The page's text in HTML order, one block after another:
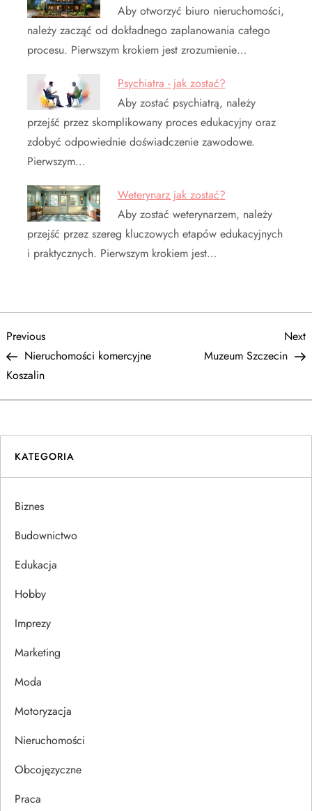
Aby otworzyć biuro nieruchomości,
należy zacząć od dokładnego zaplanowania całego
procesu. Pierwszym krokiem jest zrozumienie…
Psychiatra - jak zostać?
Aby zostać psychiatrą, należy
przejść przez skomplikowany proces edukacyjny oraz
zdobyć odpowiednie doświadczenie zawodowe.
Pierwszym…
Weterynarz jak zostać?
Aby zostać weterynarzem, należy
przejść przez szereg kluczowych etapów edukacyjnych
i praktycznych. Pierwszym krokiem jest…
N
a
w
i
g
a
c
a
w
p
u
Previous
Post
Previous
Nieruchomości komercyjne
Koszalin
Next
Muzeum Szczecin
KATEGORIA
Biznes
Budownictwo
Edukacja
Hobby
Imprezy
Marketing
Moda
Motoryzacja
Nieruchomości
Obcojęzyczne
Praca